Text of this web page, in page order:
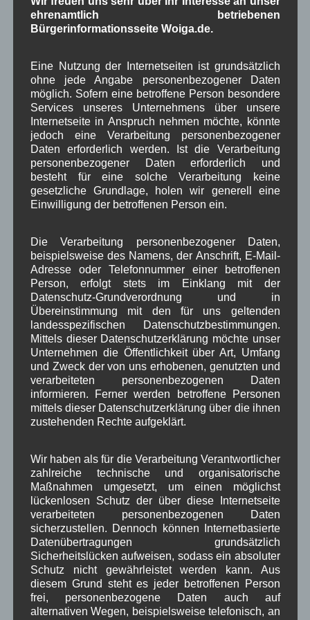
Gerd ErfertbeiÜber uns
August 2026 (3)
Juli 2026(9)
Juni 2026(4)
Mai 2026(11)
April 2026
(8)
März 2026(9)
Februar 2026(6)
Januar 2026(8)
Dezember 2025(14)
Oktober 2025
(8)
September 2025
August 2025
(2)
Juli 2025(9)
Juni 2025(7)
Mai 2025(3)
April 2025(8)
März 2025(5)
Februar 2025(9)
Januar 2025(8)
Dezember 2024(7)
November 2024
(14)
Oktober 2024(10)
September 2024(8)
Juli 2024
(9)
Juni 2024(4)
Mai 2024(4)
April 2024(5)
März 2024(4)
Februar 2024(4)
Januar 2024(5)
Dezember 2023(8)
November 2023(5)
Oktober 2023(8)
September 2023(8)
August 2023(4)
ehrenamtlich betriebenen
Bürgerinformationsseite Woiga.de.
Eine Nutzung der Internetseiten ist grundsätzlich
ohne jede Angabe personenbezogener Daten
möglich. Sofern eine betroffene Person besondere
Services unseres Unternehmens über unsere
Internetseite in Anspruch nehmen möchte, könnte
jedoch eine Verarbeitung personenbezogener
Daten erforderlich werden. Ist die Verarbeitung
personenbezogener Daten erforderlich und
besteht für eine solche Verarbeitung keine
gesetzliche Grundlage, holen wir generell eine
Einwilligung der betroffenen Person ein.
Die Verarbeitung personenbezogener Daten,
beispielsweise des Namens, der Anschrift, E-Mail-
Adresse oder Telefonnummer einer betroffenen
Person, erfolgt stets im Einklang mit der
Datenschutz-Grundverordnung und in
Übereinstimmung mit den für uns geltenden
landesspezifischen Datenschutzbestimmungen.
Mittels dieser Datenschutzerklärung möchte unser
Unternehmen die Öffentlichkeit über Art, Umfang
und Zweck der von uns erhobenen, genutzten und
verarbeiteten personenbezogenen Daten
informieren. Ferner werden betroffene Personen
mittels dieser Datenschutzerklärung über die ihnen
zustehenden Rechte aufgeklärt.
Wir haben als für die Verarbeitung Verantwortlicher
zahlreiche technische und organisatorische
Maßnahmen umgesetzt, um einen möglichst
lückenlosen Schutz der über diese Internetseite
verarbeiteten personenbezogenen Daten
sicherzustellen. Dennoch können Internetbasierte
Datenübertragungen grundsätzlich
Sicherheitslücken aufweisen, sodass ein absoluter
Schutz nicht gewährleistet werden kann. Aus
diesem Grund steht es jeder betroffenen Person
frei, personenbezogene Daten auch auf
alternativen Wegen, beispielsweise telefonisch, an